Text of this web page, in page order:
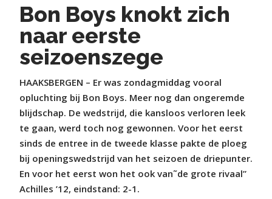
Bon Boys knokt zich
naar eerste
seizoenszege
HAAKSBERGEN – Er was zondagmiddag vooral
opluchting bij Bon Boys. Meer nog dan ongeremde
blijdschap. De wedstrijd, die kansloos verloren leek
te gaan, werd toch nog gewonnen. Voor het eerst
sinds de entree in de tweede klasse pakte de ploeg
bij openingswedstrijd van het seizoen de driepunter.
En voor het eerst won het ook van˜de grote rivaal”
Achilles ’12, eindstand: 2-1.